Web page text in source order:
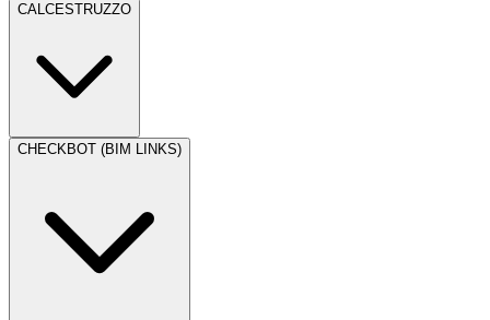
CALCESTRUZZO
CHECKBOT (BIM LINKS)